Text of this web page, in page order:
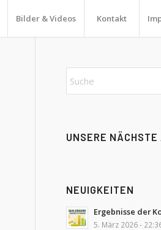
Bilder & Videos Kontakt
UNSERE
NEUIGKEITEN
Ergebnisse der
5. März 2026 -